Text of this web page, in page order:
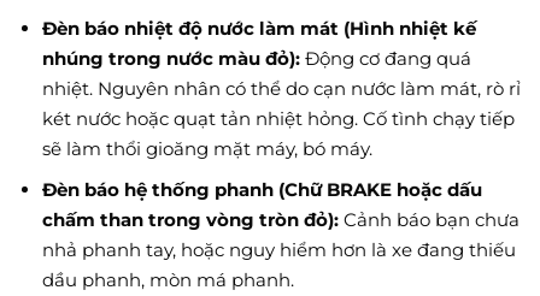
Đèn báo nhiệt độ nước làm mát (Hình nhiệt kế
nhúng trong nước màu đỏ):Động cơ đang quá
nhiệt. Nguyên nhân có thể do cạn nước làm mát, rò rỉ
két nước hoặc quạt tản nhiệt hỏng. Cố tình chạy tiếp
sẽ làm thổi gioăng mặt máy, bó máy.
Đèn báo hệ thống phanh (Chữ BRAKE hoặc dấu
chấm than trong vòng tròn đỏ):Cảnh báo bạn chưa
nhả phanh tay, hoặc nguy hiểm hơn là xe đang thiếu
dầu phanh, mòn má phanh.